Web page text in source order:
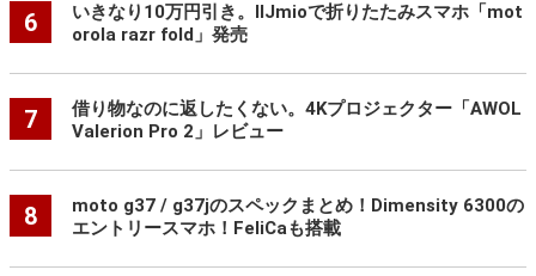
6
いきなり10万円引き。IIJmioで折りたたみスマホ「mot
orola razr fold」発売
7
借り物なのに返したくない。4Kプロジェクター「AWOL
Valerion Pro 2」レビュー
8
moto g37 / g37jのスペックまとめ！Dimensity 6300の
エントリースマホ！FeliCaも搭載